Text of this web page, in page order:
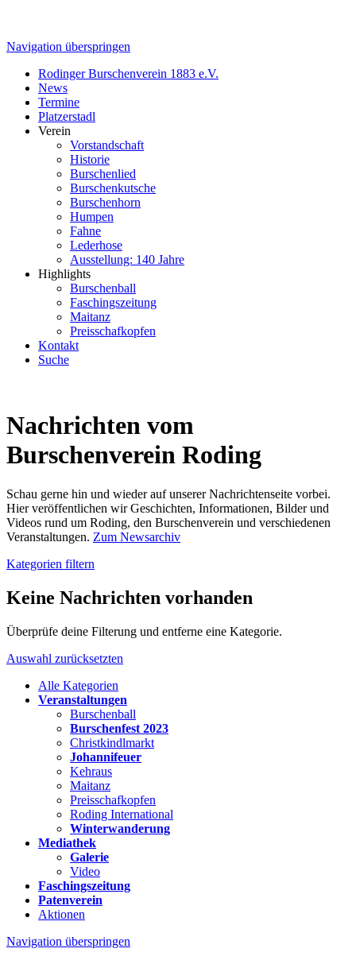
Navigation überspringen
Rodinger Burschenverein 1883 e.V.
News
Termine
Platzerstadl
Verein
Vorstandschaft
Historie
Burschenlied
Burschenkutsche
Burschenhorn
Humpen
Fahne
Lederhose
Ausstellung: 140 Jahre
Highlights
Burschenball
Faschingszeitung
Maitanz
Preisschafkopfen
Kontakt
Suche
Nachrichten vom
Burschenverein Roding
Schau gerne hin und wieder auf unserer Nachrichtenseite vorbei.
Hier veröffentlichen wir Geschichten, Informationen, Bilder und
Videos rund um Roding, den Burschenverein und verschiedenen
Veranstaltungen. Zum Newsarchiv
Kategorien filtern
Keine Nachrichten vorhanden
Überprüfe deine Filterung und entferne eine Kategorie.
Auswahl zurücksetzten
Alle Kategorien
Veranstaltungen
Burschenball
Burschenfest 2023
Christkindlmarkt
Johannifeuer
Kehraus
Maitanz
Preisschafkopfen
Roding International
Winterwanderung
Mediathek
Galerie
Video
Faschingszeitung
Patenverein
Aktionen
Navigation überspringen